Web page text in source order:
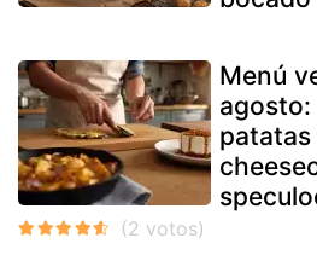
Menú
agosto: